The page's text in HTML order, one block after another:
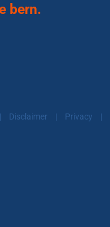
bern.
| Disclaimer | Privacy |